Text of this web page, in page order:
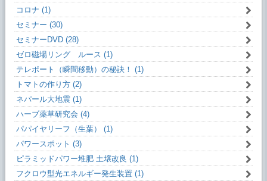
コロナ (1)
セミナー (30)
セミナーDVD (28)
ゼロ磁場リング ルース (1)
テレポート（瞬間移動）の秘訣！ (1)
トマトの作り方 (2)
ネパール大地震 (1)
ハーブ薬草研究会 (4)
パパイヤリーフ（生葉） (1)
パワースポット (3)
ピラミッドパワー堆肥 土壌改良 (1)
フクロウ型光エネルギー発生装置 (1)